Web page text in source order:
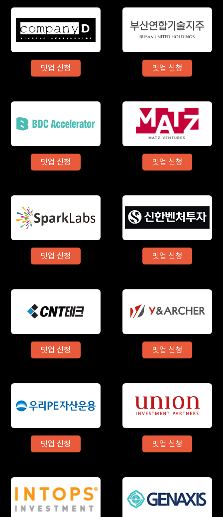
밋업 신청 밋업 신청
밋업 신청 밋업 신청
밋업 신청 밋업 신청
밋업 신청 밋업 신청
밋업 신청 밋업 신청